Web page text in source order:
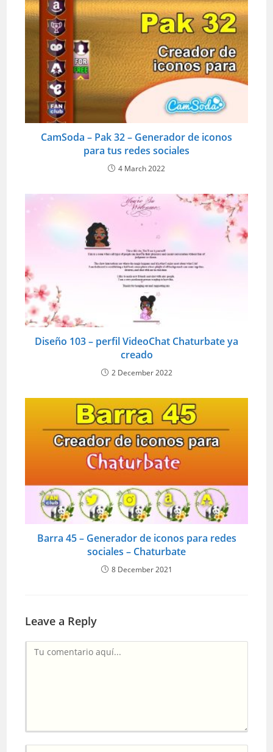
CamSoda – Pak 32 – Generador de iconos
para tus redes sociales
4 March 2022
Diseño 103 – perfil VideoChat Chaturbate ya
creado
2 December 2022
Barra 45 – Generador de iconos para redes
sociales – Chaturbate
8 December 2021
Leave a Reply
Comentario